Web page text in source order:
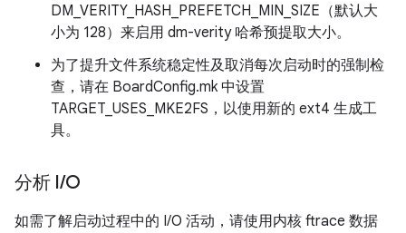
DM_VERITY_HASH_PREFETCH_MIN_SIZE（默认大
小为 128）来启用 dm-verity 哈希预提取大小。
为了提升文件系统稳定性及取消每次启动时的强制检
查，请在 BoardConfig.mk 中设置
TARGET_USES_MKE2FS，以使用新的 ext4 生成工
具。
分析 I/O
如需了解启动过程中的 I/O 活动，请使用内核 ftrace 数据